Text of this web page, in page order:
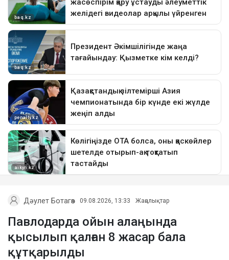
Дәулет Ботагөз 09.08.2026, 13:33 Жаңалықтар
Павлодарда ойын алаңында
қысылып қалған 8 жасар бала
құтқарылды